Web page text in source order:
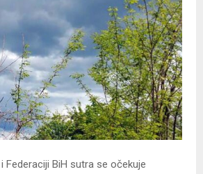
Federaciji BiH sutra se očekuje